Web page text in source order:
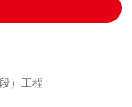
）工程